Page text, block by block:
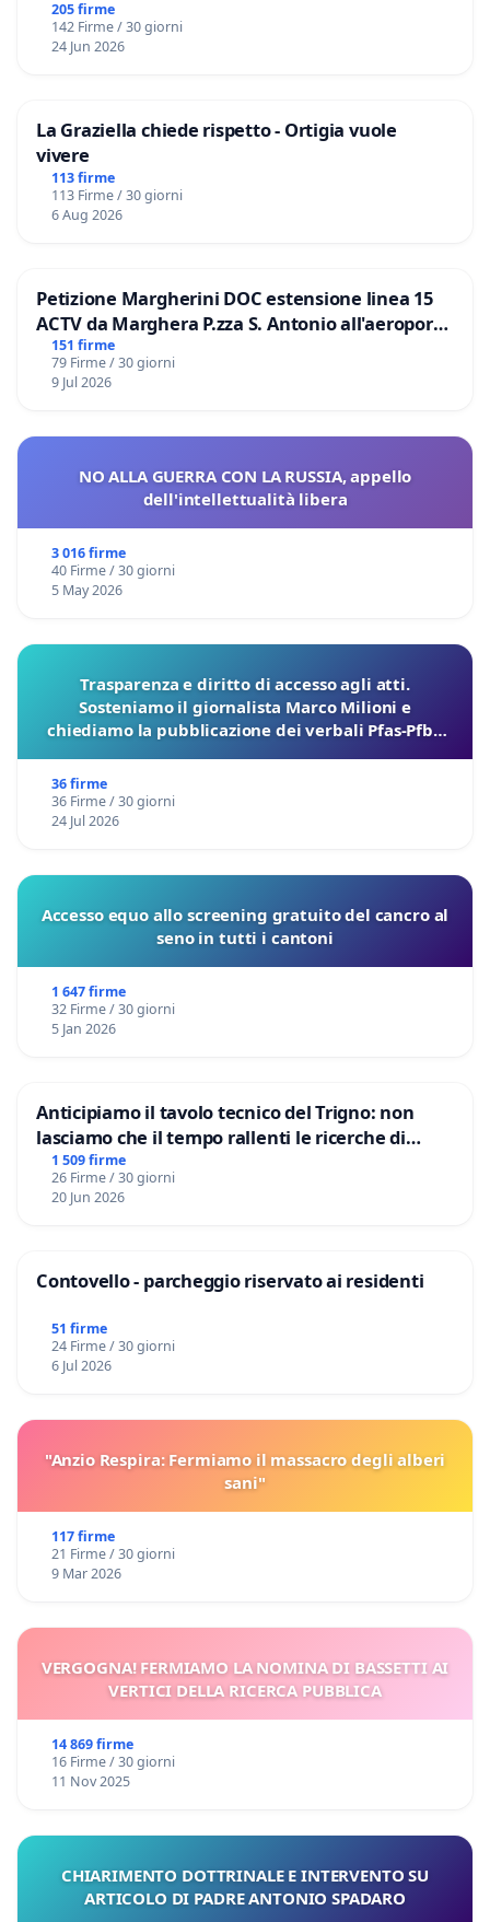
Files
205 firme
142 Firme / 30 giorni
24 Jun 2026
La Graziella chiede rispetto - Ortigia vuole
vivere
113 firme
113 Firme / 30 giorni
6 Aug 2026
Petizione Margherini DOC estensione linea 15
ACTV da Marghera P.zza S. Antonio all'aeroporto
Marco Polo tariffa a € 1,50
151 firme
79 Firme / 30 giorni
9 Jul 2026
NO ALLA GUERRA CON LA RUSSIA, appello
dell'intellettualità libera
3 016 firme
40 Firme / 30 giorni
5 May 2026
Trasparenza e diritto di accesso agli atti.
Sosteniamo il giornalista Marco Milioni e
chiediamo la pubblicazione dei verbali Pfas-Pfba
36 firme
36 Firme / 30 giorni
24 Jul 2026
Accesso equo allo screening gratuito del cancro al
seno in tutti i cantoni
1 647 firme
32 Firme / 30 giorni
5 Jan 2026
Anticipiamo il tavolo tecnico del Trigno: non
lasciamo che il tempo rallenti le ricerche di
Domenico Racanati
1 509 firme
26 Firme / 30 giorni
20 Jun 2026
Contovello - parcheggio riservato ai residenti
51 firme
24 Firme / 30 giorni
6 Jul 2026
"Anzio Respira: Fermiamo il massacro degli alberi
sani"
117 firme
21 Firme / 30 giorni
9 Mar 2026
VERGOGNA! FERMIAMO LA NOMINA DI BASSETTI AI
VERTICI DELLA RICERCA PUBBLICA
14 869 firme
16 Firme / 30 giorni
11 Nov 2025
CHIARIMENTO DOTTRINALE E INTERVENTO SU
ARTICOLO DI PADRE ANTONIO SPADARO